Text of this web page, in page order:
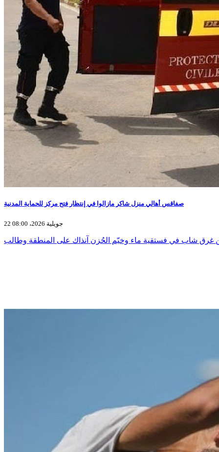
صفاقس أهالي منزل شاكر مازالوا في إنتظار فتح مركز للحماية المدنية
22 جويلية 2026، 08:00